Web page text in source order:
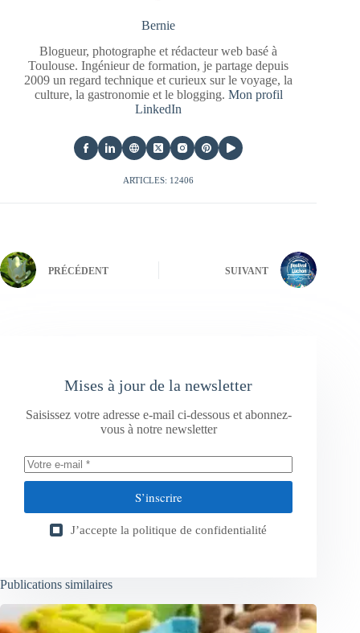
Bernie
Blogueur, photographe et rédacteur web basé à
Toulouse. Ingénieur de formation, je partage depuis
2009 un regard technique et curieux sur le voyage, la
culture, la gastronomie et le blogging. Mon profil
LinkedIn
ARTICLES: 12406
PRÉCÉDENT SUIVANT
Mises à jour de la newsletter
Saisissez votre adresse e-mail ci-dessous et abonnez-
vous à notre newsletter
S’inscrire
J’accepte la politique de confidentialité
Publications similaires